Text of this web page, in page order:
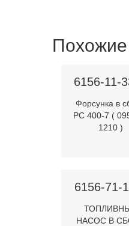
6156-11-
Форсунка в
PC 400-7 (
1210 )
6156-71-
НАСОС В